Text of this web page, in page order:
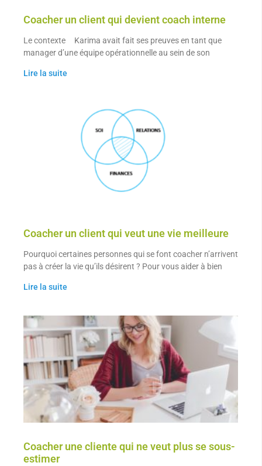
Coacher un client qui devient coach interne
Le contexte Karima avait fait ses preuves en tant que
manager d’une équipe opérationnelle au sein de son
Lire la suite
Coacher un client qui veut une vie meilleure
Pourquoi certaines personnes qui se font coacher n’arrivent
pas à créer la vie qu’ils désirent ? Pour vous aider à bien
Lire la suite
Coacher une cliente qui ne veut plus se sous-
estimer